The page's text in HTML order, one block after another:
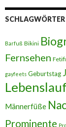
SCHLAGWÖRTER
Barfuß Bikini
Fernsehen
gayfeets Geburtstag
Lebenslauf
Männerfüße
Prominente